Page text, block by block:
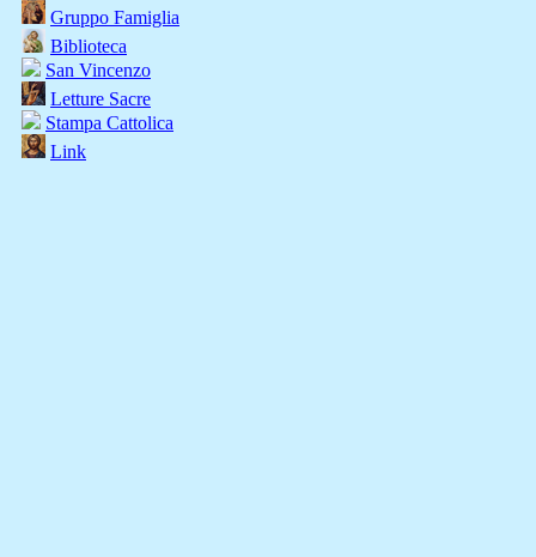
Gruppo Famiglia
Biblioteca
San Vincenzo
Letture Sacre
Stampa Cattolica
Link